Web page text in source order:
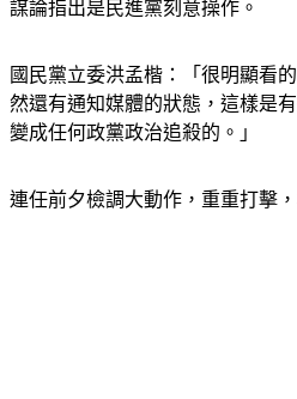
謀論指出是民進黨刻意操作。
國民黨立委洪孟楷：「很明顯看
然還有通知媒體的狀態，這樣是
變成任何政黨政治追殺的。」
連任前夕檢調大動作，重重打擊